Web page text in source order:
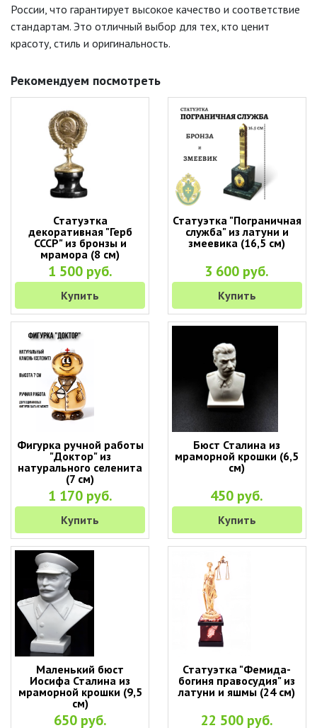
России, что гарантирует высокое качество и соответствие
стандартам. Это отличный выбор для тех, кто ценит
красоту, стиль и оригинальность.
Рекомендуем посмотреть
Статуэтка
декоративная "Герб
СССР" из бронзы и
мрамора (8 см)
1 500 руб.
Купить
Статуэтка "Пограничная
служба" из латуни и
змеевика (16,5 см)
3 600 руб.
Купить
Фигурка ручной работы
"Доктор" из
натурального селенита
(7 см)
1 170 руб.
Купить
Бюст Сталина из
мраморной крошки (6,5
см)
450 руб.
Купить
Маленький бюст
Иосифа Сталина из
мраморной крошки (9,5
см)
650 руб.
Статуэтка "Фемида-
богиня правосудия" из
латуни и яшмы (24 см)
22 500 руб.